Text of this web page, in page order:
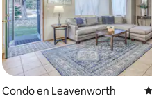
Condo en Leavenworth